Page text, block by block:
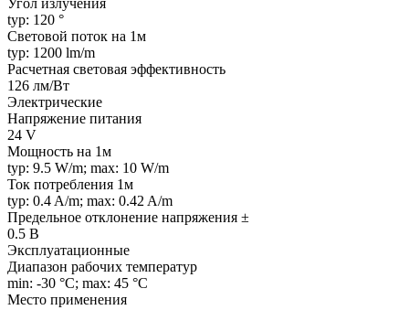
typ: 120 °
Световой поток на 1м
typ: 1200 lm/m
Расчетная световая эффективность
126 лм/Вт
Электрические
Напряжение питания
24 V
Мощность на 1м
typ: 9.5 W/m; max: 10 W/m
Ток потребления 1м
typ: 0.4 A/m; max: 0.42 A/m
Предельное отклонение напряжения ±
0.5 В
Эксплуатационные
Диапазон рабочих температур
min: -30 °C; max: 45 °C
Место применения